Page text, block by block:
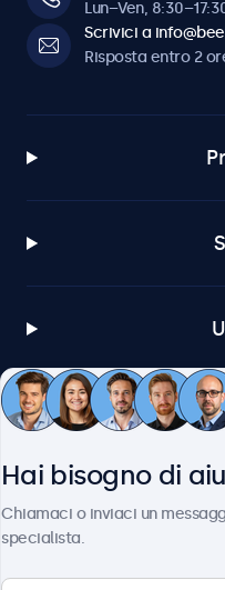
Lun–Ven,
Scrivici a
Risposta entro 2
Hai bisogno di
Chiamaci o inviaci un
specialista.